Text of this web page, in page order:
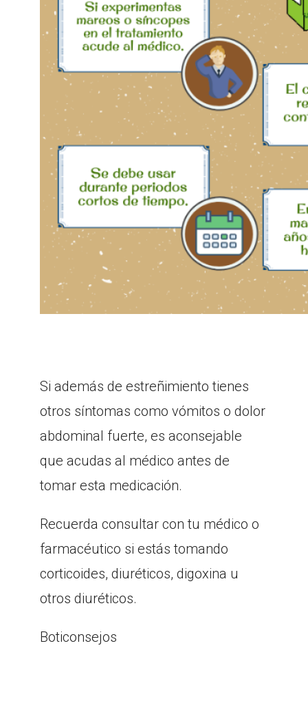
Si además de estreñimiento tienes
otros síntomas como vómitos o dolor
abdominal fuerte, es aconsejable
que acudas al médico antes de
tomar esta medicación.
Recuerda consultar con tu médico o
farmacéutico si estás tomando
corticoides, diuréticos, digoxina u
otros diuréticos.
Boticonsejos